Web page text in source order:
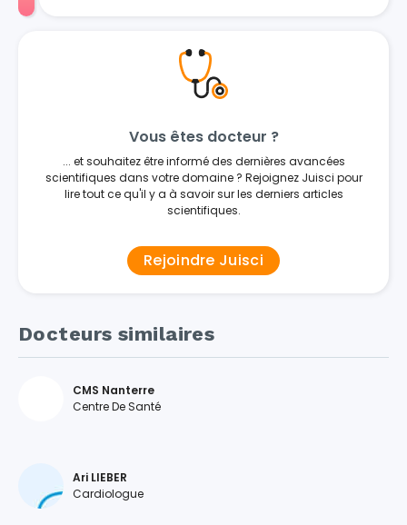
Vous êtes docteur ?
... et souhaitez être informé des dernières avancées
scientifiques dans votre domaine ? Rejoignez Juisci pour
lire tout ce qu'il y a à savoir sur les derniers articles
scientifiques.
Rejoindre Juisci
Docteurs similaires
CMS Nanterre
Centre De Santé
Ari LIEBER
Cardiologue